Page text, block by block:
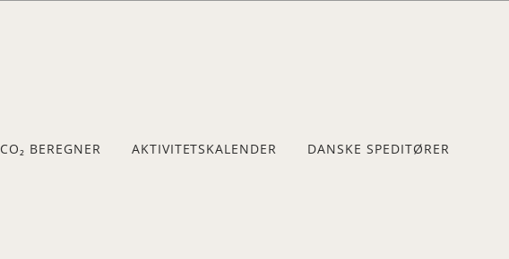
CO₂ BEREGNER AKTIVITETSKALENDER DANSKE SPEDITØRER